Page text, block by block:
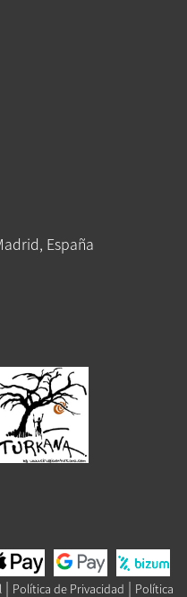
España
| Política de Privacidad | Política